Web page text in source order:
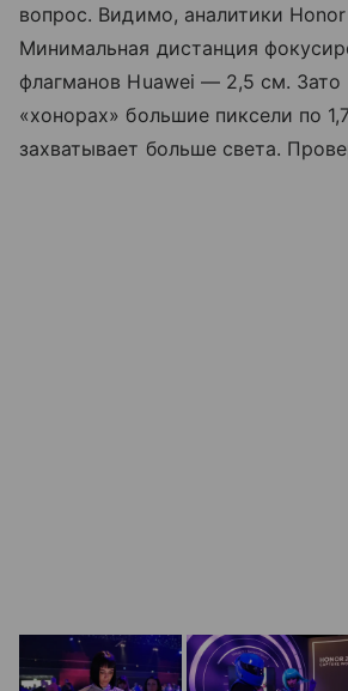
вопрос. Видимо, аналитики
Минимальная дистанция
флагманов Huawei — 2,5 см. Зато
«хонорах» большие пиксели по
захватывает больше света.